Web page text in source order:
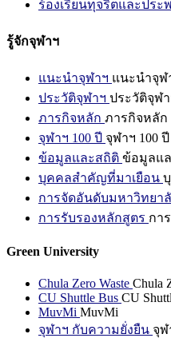
ร้องเรียนทุจริตและปร
รู้จักจุฬาฯ
แนะนำจุฬาฯ แนะนำจุฬ
ประวัติจุฬาฯ ประวัติจุฬ
ภารกิจหลัก ภารกิจหลัก
จุฬาฯ 100 ปี จุฬาฯ 100 ปี
ข้อมูลและสถิติ ข้อมูลแ
บุคคลสำคัญที่มาเยือน
การจัดอันดับมหาวิทยา
การรับรองหลักสูตร กา
Green University
Chula Zero Waste Chula
CU Shuttle Bus CU
MuvMi MuvMi
จุฬาฯ กับความยั่งยืน จุฬ